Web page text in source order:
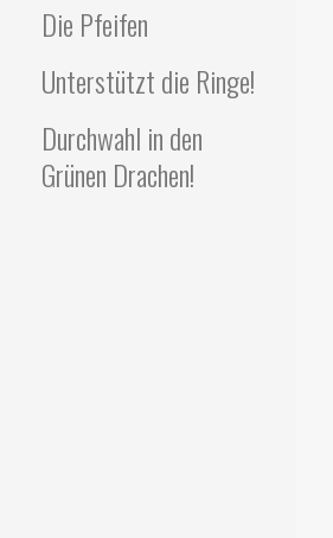
Die Pfeifen
Unterstützt die Ringe!
Durchwahl in den
Grünen Drachen!